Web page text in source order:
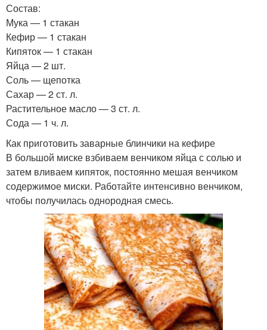
Состав:
Мука — 1 стакан
Кефир — 1 стакан
Кипяток — 1 стакан
Яйца — 2 шт.
Соль — щепотка
Сахар — 2 ст. л.
Растительное масло — 3 ст. л.
Сода — 1 ч. л.
Как приготовить заварные блинчики на кефире
В большой миске взбиваем венчиком яйца с солью и
затем вливаем кипяток, постоянно мешая венчиком
содержимое миски. Работайте интенсивно венчиком,
чтобы получилась однородная смесь.